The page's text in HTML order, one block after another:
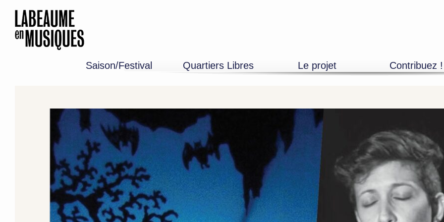
Saison/Festival Quartiers Libres Le projet Contribuez !